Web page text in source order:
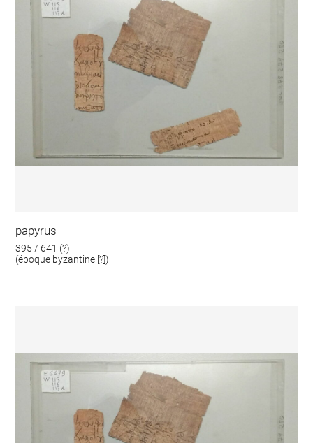
papyrus
395 / 641 (?)
(époque byzantine [?])